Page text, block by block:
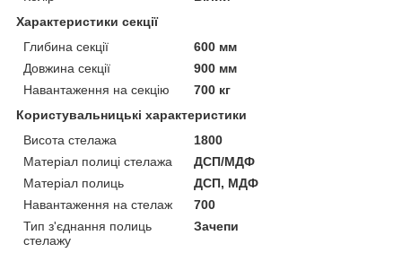
Характеристики секції
Глибина секції
600 мм
Довжина секції
900 мм
Навантаження на секцію
700 кг
Користувальницькі характеристики
Висота стелажа
1800
Матеріал полиці стелажа
ДСП/МДФ
Матеріал полиць
ДСП, МДФ
Навантаження на стелаж
700
Тип з'єднання полиць
стелажу
Зачепи